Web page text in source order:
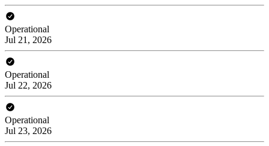
Operational
Jul 21, 2026
Operational
Jul 22, 2026
Operational
Jul 23, 2026